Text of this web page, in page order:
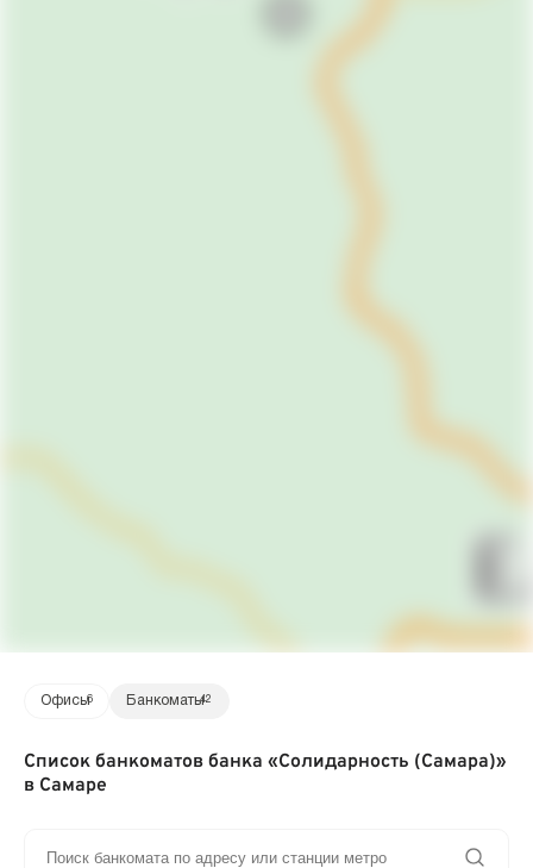
Офисы6 Банкоматы42
Список банкоматов банка «Солидарность (Самара)»
в Самаре